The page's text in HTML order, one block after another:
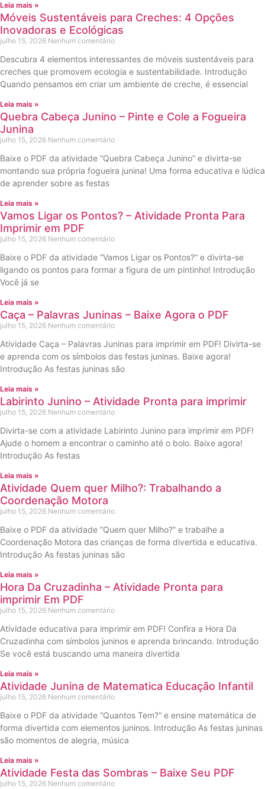
Leia mais »
Móveis Sustentáveis para Creches: 4 Opções
Inovadoras e Ecológicas
julho 15, 2026 Nenhum comentário
Descubra 4 elementos interessantes de móveis sustentáveis para
creches que promovem ecologia e sustentabilidade. Introdução
Quando pensamos em criar um ambiente de creche, é essencial
Leia mais »
Quebra Cabeça Junino – Pinte e Cole a Fogueira
Junina
julho 15, 2026 Nenhum comentário
Baixe o PDF da atividade “Quebra Cabeça Junino” e divirta-se
montando sua própria fogueira junina! Uma forma educativa e lúdica
de aprender sobre as festas
Leia mais »
Vamos Ligar os Pontos? – Atividade Pronta Para
Imprimir em PDF
julho 15, 2026 Nenhum comentário
Baixe o PDF da atividade “Vamos Ligar os Pontos?” e divirta-se
ligando os pontos para formar a figura de um pintinho! Introdução
Você já se
Leia mais »
Caça – Palavras Juninas – Baixe Agora o PDF
julho 15, 2026 Nenhum comentário
Atividade Caça – Palavras Juninas para imprimir em PDF! Divirta-se
e aprenda com os símbolos das festas juninas. Baixe agora!
Introdução As festas juninas são
Leia mais »
Labirinto Junino – Atividade Pronta para imprimir
julho 15, 2026 Nenhum comentário
Divirta-se com a atividade Labirinto Junino para imprimir em PDF!
Ajude o homem a encontrar o caminho até o bolo. Baixe agora!
Introdução As festas
Leia mais »
Atividade Quem quer Milho?: Trabalhando a
Coordenação Motora
julho 15, 2026 Nenhum comentário
Baixe o PDF da atividade “Quem quer Milho?” e trabalhe a
Coordenação Motora das crianças de forma divertida e educativa.
Introdução As festas juninas são
Leia mais »
Hora Da Cruzadinha – Atividade Pronta para
imprimir Em PDF
julho 15, 2026 Nenhum comentário
Atividade educativa para imprimir em PDF! Confira a Hora Da
Cruzadinha com símbolos juninos e aprenda brincando. Introdução
Se você está buscando uma maneira divertida
Leia mais »
Atividade Junina de Matematica Educação Infantil
julho 15, 2026 Nenhum comentário
Baixe o PDF da atividade “Quantos Tem?” e ensine matemática de
forma divertida com elementos juninos. Introdução As festas juninas
são momentos de alegria, música
Leia mais »
Atividade Festa das Sombras – Baixe Seu PDF
julho 15, 2026 Nenhum comentário